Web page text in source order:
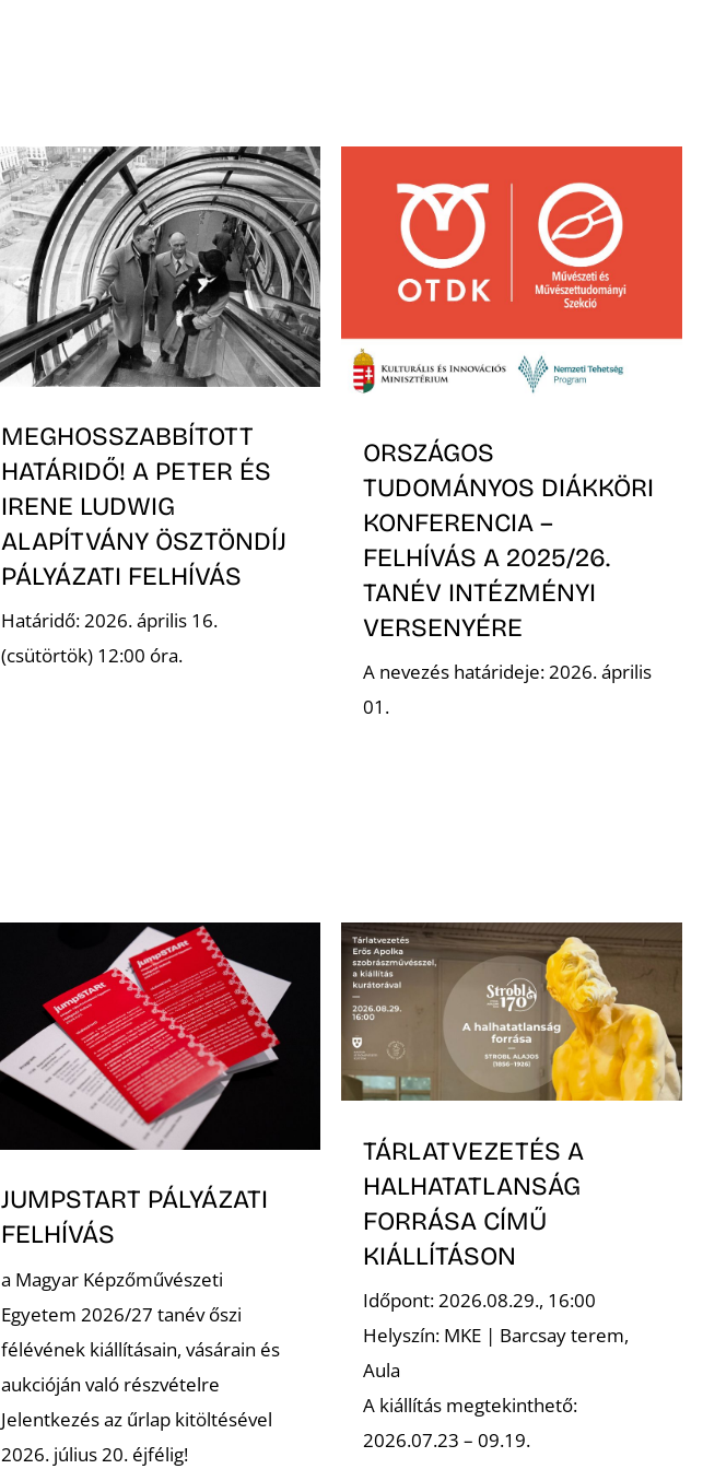
MEGHOSSZABBÍTOTT
HATÁRIDŐ! A PETER ÉS
IRENE LUDWIG
ALAPÍTVÁNY ÖSZTÖNDÍJ
PÁLYÁZATI FELHÍVÁS
Határidő: 2026. április 16.
(csütörtök) 12:00 óra.
ORSZÁGOS
TUDOMÁNYOS DIÁKKÖRI
KONFERENCIA –
FELHÍVÁS A 2025/26.
TANÉV INTÉZMÉNYI
VERSENYÉRE
A nevezés határideje: 2026. április
01.
JUMPSTART PÁLYÁZATI
FELHÍVÁS
a Magyar Képzőművészeti
Egyetem 2026/27 tanév őszi
félévének kiállításain, vásárain és
aukcióján való részvételre
Jelentkezés az űrlap kitöltésével
2026. július 20. éjfélig!
TÁRLATVEZETÉS A
HALHATATLANSÁG
FORRÁSA CÍMŰ
KIÁLLÍTÁSON
Időpont: 2026.08.29., 16:00
Helyszín: MKE | Barcsay terem,
Aula
A kiállítás megtekinthető:
2026.07.23 – 09.19.